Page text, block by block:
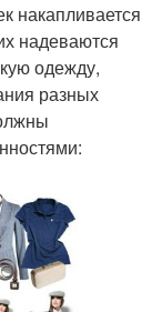
накапливается
надеваются
одежду,
разных